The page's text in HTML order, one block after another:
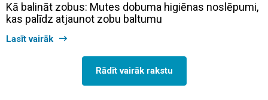
Kā balināt zobus: Mutes dobuma higiēnas noslēpumi,
kas palīdz atjaunot zobu baltumu
Lasīt vairāk
Rādīt vairāk rakstu